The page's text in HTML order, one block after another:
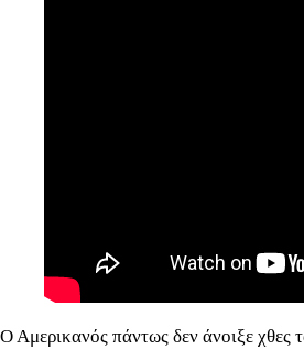
Ο Αμερικανός πάντως δεν άνοιξε